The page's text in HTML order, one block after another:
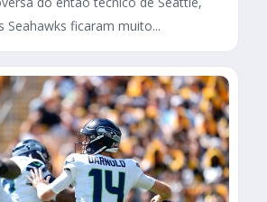
Seahawks ficaram muito...